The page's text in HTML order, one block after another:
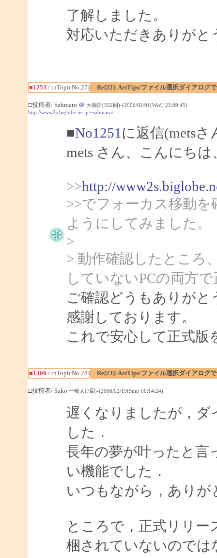
了解しました。
対応いただきありがと
■1253 / inTopicNo.27) Re[22]: ArtTips/ファイル選択ダイアログ
□投稿者/ Sahmaro ＠ 大御所(552回)-(2006/02/01(Wed) 23:09:45)
http://www2s.biglobe.ne.jp/~sahmaro/
■No1251 に返信(metsさ
mets さん、こんにちは
>>http://
>>でフォーカス移動
ようにしてみました。
>
> 動作確認したところ
していないPCの両方
ご確認どうもありがと
感謝しております。
これで安心して正式版
■1306 / inTopicNo.28) Re[23]: ArtTips/ファイル選択ダイアログ
□投稿者/ Sako 一般人(7回)-(2006/02/19(Sun) 00:14:24)
遅くなりましたが，ダ
した．
長年の夢が叶ったと言
い機能でした．
いつもながら，ありが
ところで，正式リリ
梱されていないのでは